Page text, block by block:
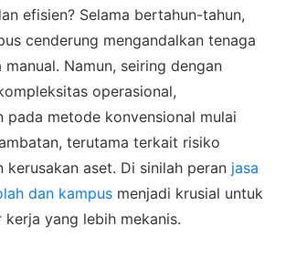
efisien? Selama bertahun-tahun,
cenderung mengandalkan tenaga
manual. Namun, seiring dengan
operasional,
pada metode konvensional mulai
terutama terkait risiko
kerusakan aset. Di sinilah peran jasa
dan kampus menjadi krusial untuk
kerja yang lebih mekanis.